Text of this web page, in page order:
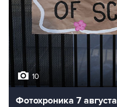
10
Фотохроника 7 августа